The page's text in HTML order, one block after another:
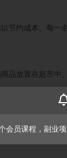
节约成本。每一
品放置在超市中。
购买卡密推荐
会员课程，副业